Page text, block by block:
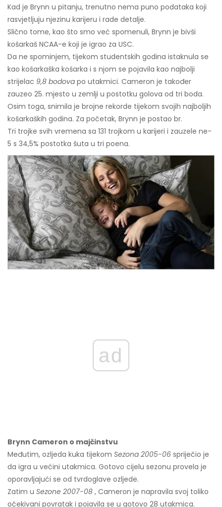
Kad je Brynn u pitanju, trenutno nema puno podataka koji
rasvjetljuju njezinu karijeru i rade detalje.
Slično tome, kao što smo već spomenuli, Brynn je bivši
košarkaš NCAA-e koji je igrao za USC.
Da ne spominjem, tijekom studentskih godina istaknula se
kao košarkaška košarka i s njom se pojavila kao najbolji
strijelac 9,8 bodova po utakmici. Cameron je također
zauzeo 25. mjesto u zemlji u postotku golova od tri boda.
Osim toga, snimila je brojne rekorde tijekom svojih najboljih
košarkaških godina. Za početak, Brynn je postao br.
Tri trojke svih vremena sa 131 trojkom u karijeri i zauzele ne-
5 s 34,5% postotka šuta u tri poena.
ad
Brynn Cameron o majčinstvu
Međutim, ozljeda kuka tijekom Sezona 2005-06 spriječio je
da igra u većini utakmica. Gotovo cijelu sezonu provela je
oporavljajući se od tvrdoglave ozljede.
Zatim u Sezone 2007-08 , Cameron je napravila svoj toliko
očekivani povratak i pojavila se u gotovo 28 utakmica.